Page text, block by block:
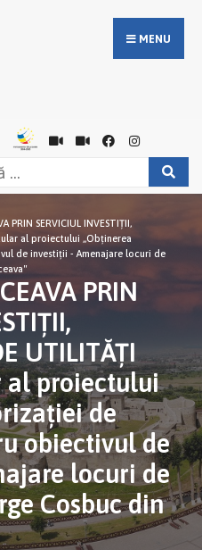
MENU
PRIN SERVICIUL INVESTIȚII,
al proiectului „Obținerea
de investiții - Amenajare locuri de
PRIN
UTILITĂȚI
al proiectului
de
obiectivul de
locuri de
Cosbuc din